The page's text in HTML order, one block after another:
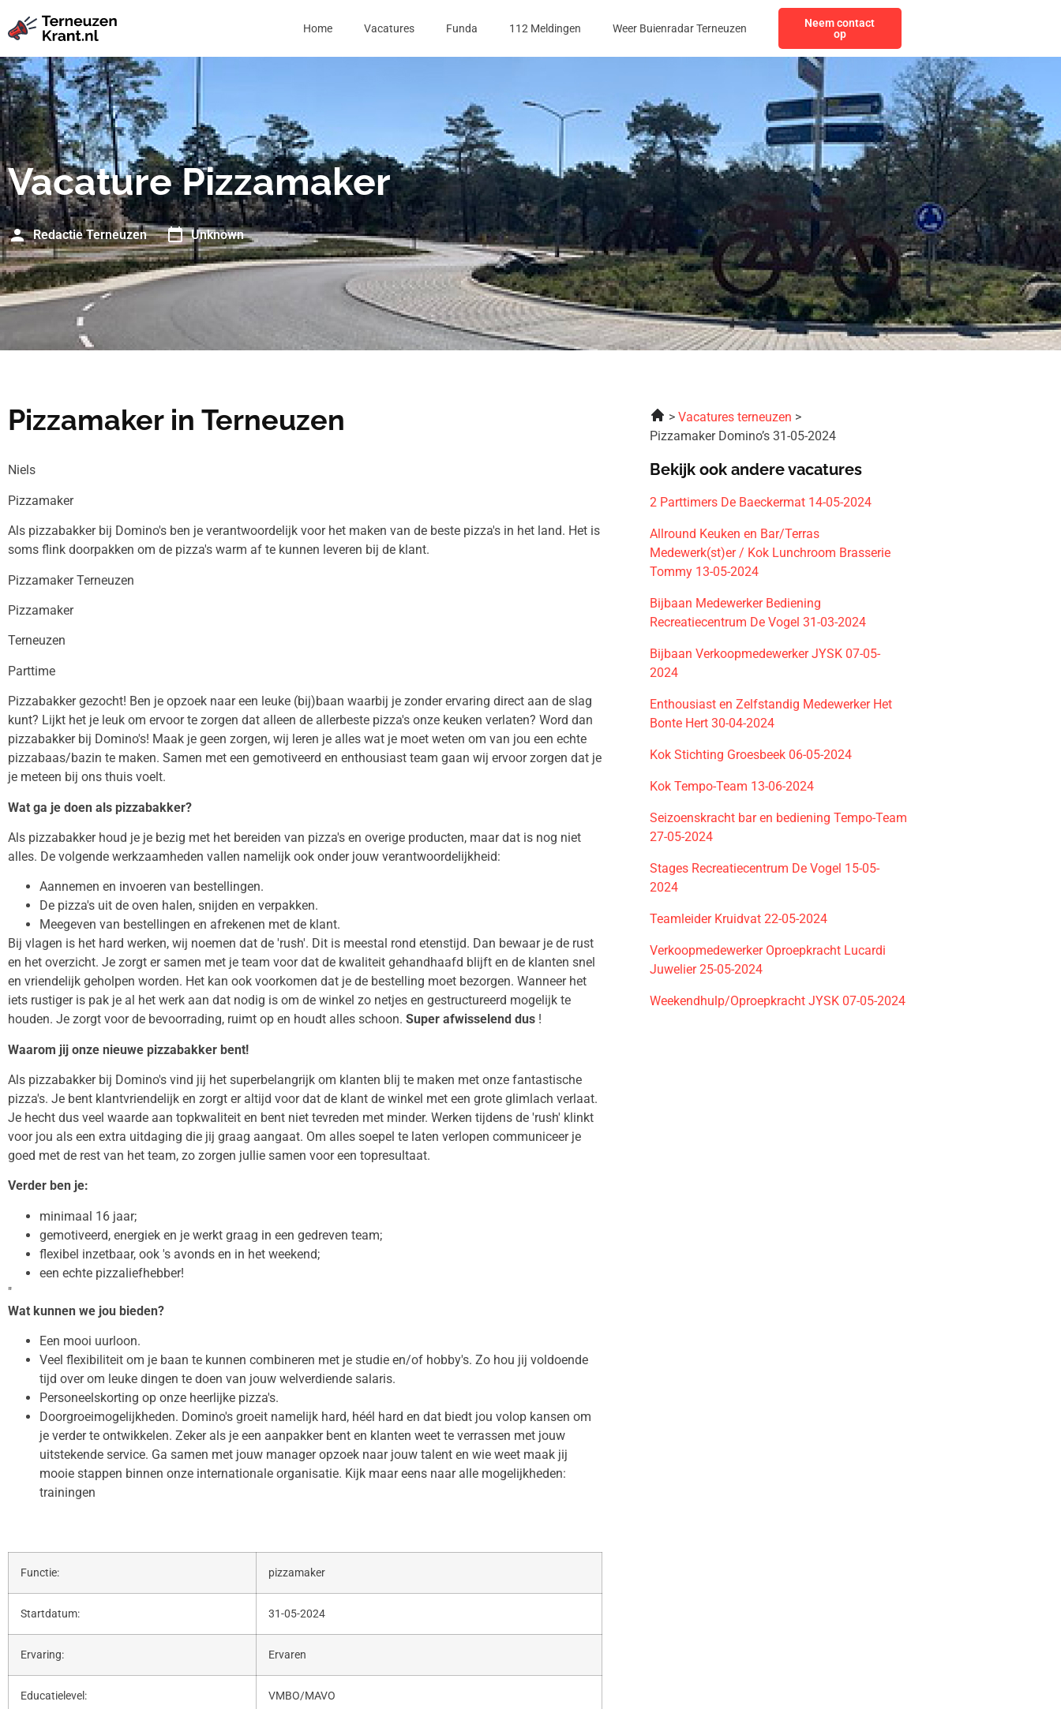
Home Vacatures Funda 112 Meldingen Weer Buienradar Terneuzen
Neem contact
op
Vacature Pizzamaker
Redactie Terneuzen Unknown
Pizzamaker in Terneuzen
Niels
Pizzamaker
Als pizzabakker bij Domino's ben je verantwoordelijk voor het maken van de beste pizza's in het land. Het is
soms flink doorpakken om de pizza's warm af te kunnen leveren bij de klant.
Pizzamaker Terneuzen
Pizzamaker
Terneuzen
Parttime
Pizzabakker gezocht! Ben je opzoek naar een leuke (bij)baan waarbij je zonder ervaring direct aan de slag
kunt? Lijkt het je leuk om ervoor te zorgen dat alleen de allerbeste pizza's onze keuken verlaten? Word dan
pizzabakker bij Domino's! Maak je geen zorgen, wij leren je alles wat je moet weten om van jou een echte
pizzabaas/bazin te maken. Samen met een gemotiveerd en enthousiast team gaan wij ervoor zorgen dat je
je meteen bij ons thuis voelt.
Wat ga je doen als pizzabakker?
Als pizzabakker houd je je bezig met het bereiden van pizza's en overige producten, maar dat is nog niet
alles. De volgende werkzaamheden vallen namelijk ook onder jouw verantwoordelijkheid:
Aannemen en invoeren van bestellingen.
De pizza's uit de oven halen, snijden en verpakken.
Meegeven van bestellingen en afrekenen met de klant.
Bij vlagen is het hard werken, wij noemen dat de 'rush'. Dit is meestal rond etenstijd. Dan bewaar je de rust
en het overzicht. Je zorgt er samen met je team voor dat de kwaliteit gehandhaafd blijft en de klanten snel
en vriendelijk geholpen worden. Het kan ook voorkomen dat je de bestelling moet bezorgen. Wanneer het
iets rustiger is pak je al het werk aan dat nodig is om de winkel zo netjes en gestructureerd mogelijk te
houden. Je zorgt voor de bevoorrading, ruimt op en houdt alles schoon. Super afwisselend dus !
Waarom jij onze nieuwe pizzabakker bent!
Als pizzabakker bij Domino's vind jij het superbelangrijk om klanten blij te maken met onze fantastische
pizza's. Je bent klantvriendelijk en zorgt er altijd voor dat de klant de winkel met een grote glimlach verlaat.
Je hecht dus veel waarde aan topkwaliteit en bent niet tevreden met minder. Werken tijdens de 'rush' klinkt
voor jou als een extra uitdaging die jij graag aangaat. Om alles soepel te laten verlopen communiceer je
goed met de rest van het team, zo zorgen jullie samen voor een topresultaat.
Verder ben je:
minimaal 16 jaar;
gemotiveerd, energiek en je werkt graag in een gedreven team;
flexibel inzetbaar, ook 's avonds en in het weekend;
een echte pizzaliefhebber!
"
Wat kunnen we jou bieden?
Een mooi uurloon.
Veel flexibiliteit om je baan te kunnen combineren met je studie en/of hobby's. Zo hou jij voldoende
tijd over om leuke dingen te doen van jouw welverdiende salaris.
Personeelskorting op onze heerlijke pizza's.
Doorgroeimogelijkheden. Domino's groeit namelijk hard, héél hard en dat biedt jou volop kansen om
je verder te ontwikkelen. Zeker als je een aanpakker bent en klanten weet te verrassen met jouw
uitstekende service. Ga samen met jouw manager opzoek naar jouw talent en wie weet maak jij
mooie stappen binnen onze internationale organisatie. Kijk maar eens naar alle mogelijkheden:
trainingen
Functie: pizzamaker
Startdatum: 31-05-2024
Ervaring: Ervaren
Educatielevel: VMBO/MAVO
Vacatures terneuzen
Pizzamaker Domino’s 31-05-2024
Bekijk ook andere vacatures
2 Parttimers De Baeckermat 14-05-2024
Allround Keuken en Bar/Terras
Medewerk(st)er / Kok Lunchroom Brasserie
Tommy 13-05-2024
Bijbaan Medewerker Bediening
Recreatiecentrum De Vogel 31-03-2024
Bijbaan Verkoopmedewerker JYSK 07-05-
2024
Enthousiast en Zelfstandig Medewerker Het
Bonte Hert 30-04-2024
Kok Stichting Groesbeek 06-05-2024
Kok Tempo-Team 13-06-2024
Seizoenskracht bar en bediening Tempo-Team
27-05-2024
Stages Recreatiecentrum De Vogel 15-05-
2024
Teamleider Kruidvat 22-05-2024
Verkoopmedewerker Oproepkracht Lucardi
Juwelier 25-05-2024
Weekendhulp/Oproepkracht JYSK 07-05-2024